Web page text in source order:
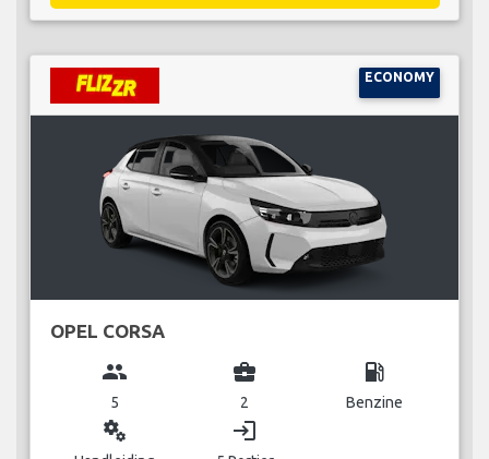
ECONOMY
OPEL CORSA
group
5
business_center
2
local_gas_station
Benzine
miscellaneous_services login